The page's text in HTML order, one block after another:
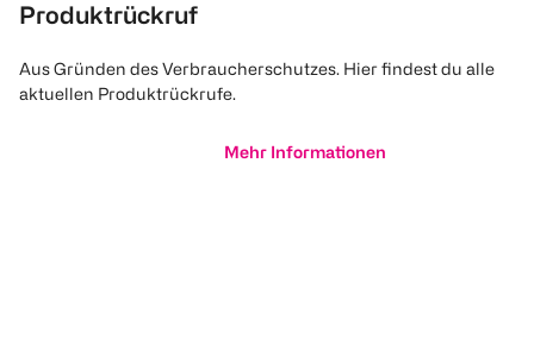
Produktrückruf
Aus Gründen des Verbraucherschutzes. Hier findest du alle
aktuellen Produktrückrufe.
Mehr Informationen